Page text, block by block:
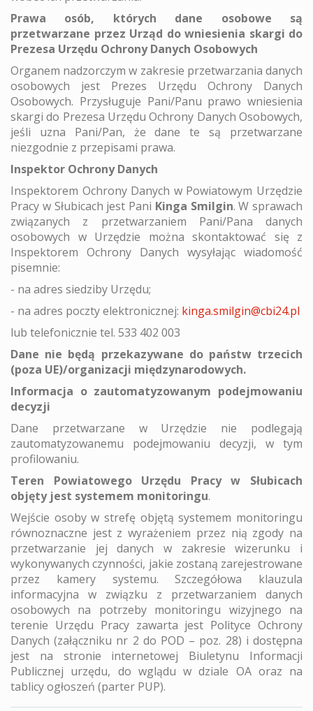
Prawa osób, których dane osobowe są
przetwarzane przez Urząd do wniesienia skargi do
Prezesa Urzędu Ochrony Danych Osobowych
Organem nadzorczym w zakresie przetwarzania danych
osobowych jest Prezes Urzędu Ochrony Danych
Osobowych. Przysługuje Pani/Panu prawo wniesienia
skargi do Prezesa Urzędu Ochrony Danych Osobowych,
jeśli uzna Pani/Pan, że dane te są przetwarzane
niezgodnie z przepisami prawa.
Inspektor Ochrony Danych
Inspektorem Ochrony Danych w Powiatowym Urzędzie
Pracy w Słubicach jest Pani Kinga Smilgin. W sprawach
związanych z przetwarzaniem Pani/Pana danych
osobowych w Urzędzie można skontaktować się z
Inspektorem Ochrony Danych wysyłając wiadomość
pisemnie:
- na adres siedziby Urzędu;
- na adres poczty elektronicznej: kinga.smilgin@cbi24.pl
lub telefonicznie tel. 533 402 003
Dane nie będą przekazywane do państw trzecich
(poza UE)/organizacji międzynarodowych.
Informacja o zautomatyzowanym podejmowaniu
decyzji
Dane przetwarzane w Urzędzie nie podlegają
zautomatyzowanemu podejmowaniu decyzji, w tym
profilowaniu.
Teren Powiatowego Urzędu Pracy w Słubicach
objęty jest systemem monitoringu.
Wejście osoby w strefę objętą systemem monitoringu
równoznaczne jest z wyrażeniem przez nią zgody na
przetwarzanie jej danych w zakresie wizerunku i
wykonywanych czynności, jakie zostaną zarejestrowane
przez kamery systemu. Szczegółowa klauzula
informacyjna w związku z przetwarzaniem danych
osobowych na potrzeby monitoringu wizyjnego na
terenie Urzędu Pracy zawarta jest Polityce Ochrony
Danych (załączniku nr 2 do POD – poz. 28) i dostępna
jest na stronie internetowej Biuletynu Informacji
Publicznej urzędu, do wglądu w dziale OA oraz na
tablicy ogłoszeń (parter PUP).